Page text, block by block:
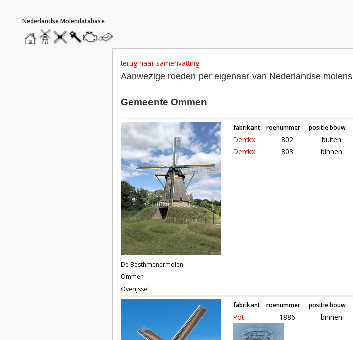
hoofdmenu
homemolendatabase
roedendatabase
assendatabase
motorendatabase
stuur
een
terug naar samenvatting
Aanwezige roeden per eigenaar van Nederlandse molens
Gemeente Ommen
De Besthmenermolen
Ommen
Overijssel
fabrikant roenummer positie bouw
Derckx 802 buiten
Derckx
803 binnen
fabrikant roenummer positie bouw
Pot 1886 binnen